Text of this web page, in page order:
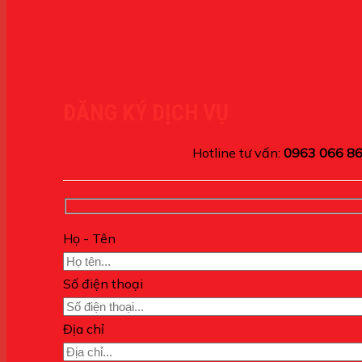
Hotline tư vấn: 0963 066
Họ - Tên
Số điện thoại
Địa chỉ